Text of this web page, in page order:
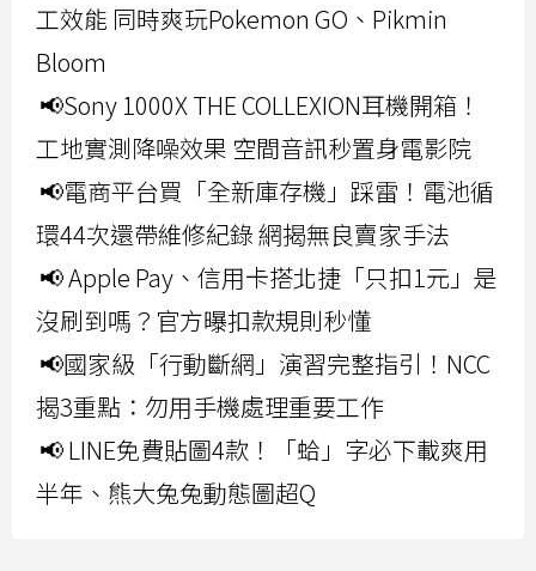
工效能 同時爽玩Pokemon GO、Pikmin
Bloom
📢Sony 1000X THE COLLEXION耳機開箱！
工地實測降噪效果 空間音訊秒置身電影院
📢電商平台買「全新庫存機」踩雷！電池循
環44次還帶維修紀錄 網揭無良賣家手法
📢 Apple Pay、信用卡搭北捷「只扣1元」是
沒刷到嗎？官方曝扣款規則秒懂
📢國家級「行動斷網」演習完整指引！NCC
揭3重點：勿用手機處理重要工作
📢 LINE免費貼圖4款！「蛤」字必下載爽用
半年、熊大兔兔動態圖超Q